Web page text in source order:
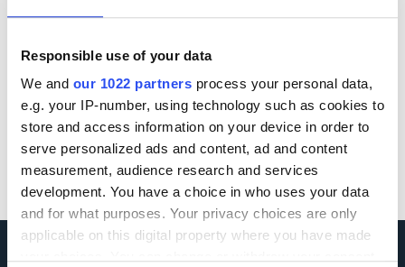
Responsible use of your data
We and our 1022 partners process your personal data,
e.g. your IP-number, using technology such as cookies to
store and access information on your device in order to
serve personalized ads and content, ad and content
measurement, audience research and services
development. You have a choice in who uses your data
and for what purposes. Your privacy choices are only
applicable on this digital property where you have made
Read More